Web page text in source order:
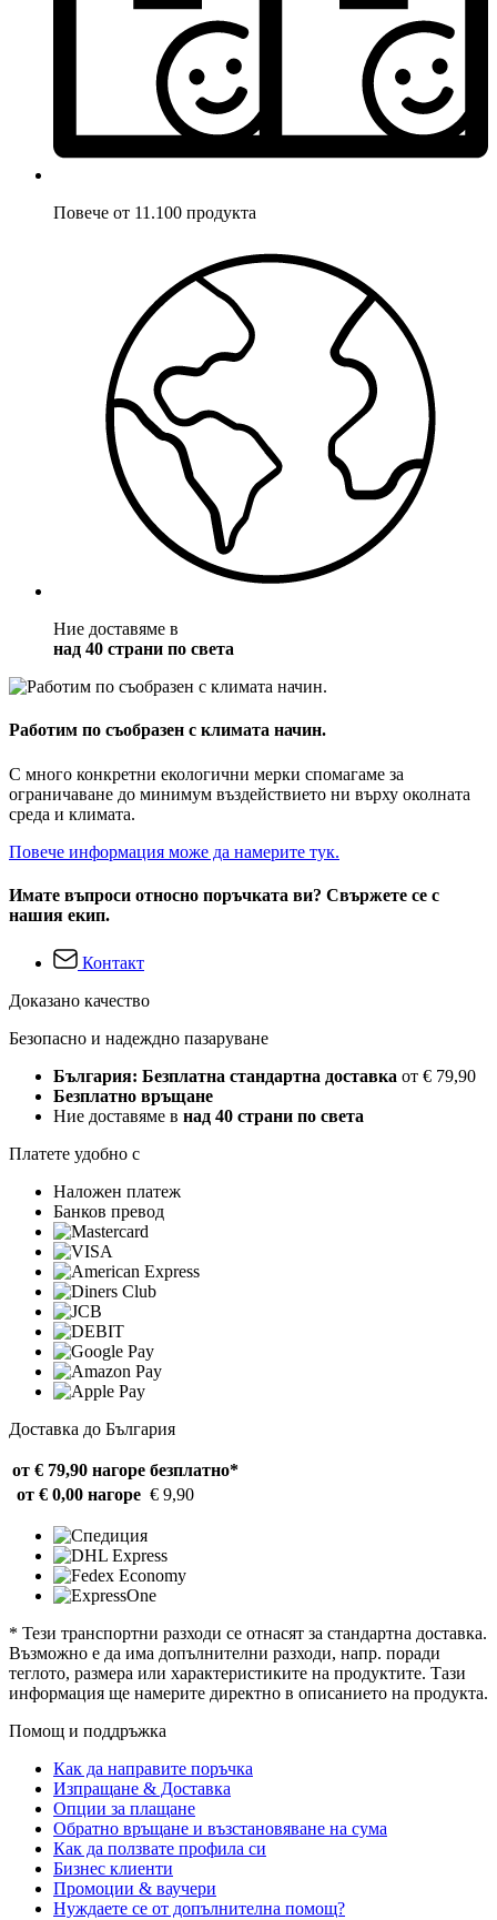
Повече от 11.100 продукта
Ние доставяме в
над 40 страни по света
Работим по съобразен с климата начин.
С много конкретни екологични мерки спомагаме за
ограничаване до минимум въздействието ни върху околната
среда и климата.
Повече информация може да намерите тук.
Имате въпроси относно поръчката ви? Свържете се с
нашия екип.
Контакт
Доказано качество
Безопасно и надеждно пазаруване
България: Безплатна стандартна доставка от € 79,90
Безплатно връщане
Ние доставяме в над 40 страни по света
Платете удобно с
Наложен платеж
Банков превод
Доставка до България
от € 79,90 нагоре безплатно*
от € 0,00 нагоре € 9,90
* Тези транспортни разходи се отнасят за стандартна доставка.
Възможно е да има допълнителни разходи, напр. поради
теглото, размера или характеристиките на продуктите. Тази
информация ще намерите директно в описанието на продукта.
Помощ и поддръжка
Как да направите поръчка
Изпращане & Доставка
Опции за плащане
Обратно връщане и възстановяване на сума
Как да ползвате профила си
Бизнес клиенти
Промоции & ваучери
Нуждаете се от допълнителна помощ?